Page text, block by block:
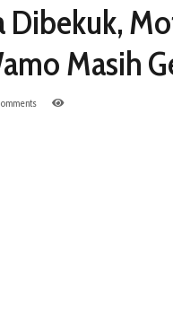
Dibekuk,
Masih